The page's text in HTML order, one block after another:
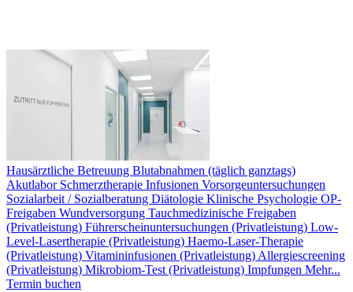
Hausärztliche Betreuung Blutabnahmen (täglich ganztags)
Akutlabor Schmerztherapie Infusionen Vorsorgeuntersuchungen
Sozialarbeit / Sozialberatung Diätologie Klinische Psychologie OP-
Freigaben Wundversorgung Tauchmedizinische Freigaben
(Privatleistung) Führerscheinuntersuchungen (Privatleistung) Low-
Level-Lasertherapie (Privatleistung) Haemo-Laser-Therapie
(Privatleistung) Vitamininfusionen (Privatleistung)Allergiescreening
(Privatleistung) Mikrobiom-Test (Privatleistung) Impfungen Mehr...
Termin buchen